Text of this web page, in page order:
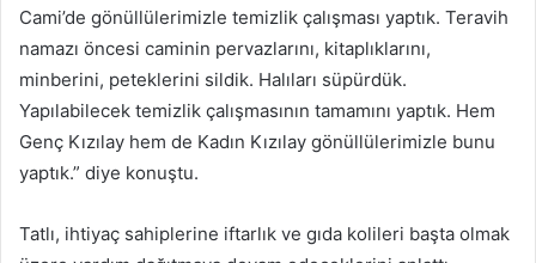
Cami’de gönüllülerimizle temizlik çalışması yaptık. Teravih
namazı öncesi caminin pervazlarını, kitaplıklarını,
minberini, peteklerini sildik. Halıları süpürdük.
Yapılabilecek temizlik çalışmasının tamamını yaptık. Hem
Genç Kızılay hem de Kadın Kızılay gönüllülerimizle bunu
yaptık.” diye konuştu.
Tatlı, ihtiyaç sahiplerine iftarlık ve gıda kolileri başta olmak